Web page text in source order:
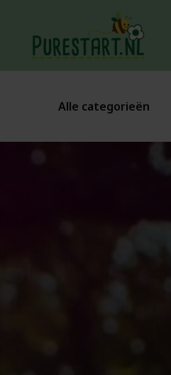
Alle categorieën